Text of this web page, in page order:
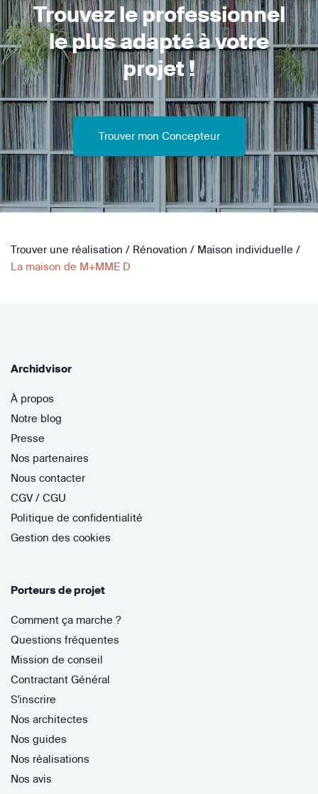
Trouvez le professionnel
le plus adapté à votre
projet !
Trouver mon Concepteur
Trouver une réalisation / Rénovation / Maison individuelle /
La maison de M+MME D
Archidvisor
À propos
Notre blog
Presse
Nos partenaires
Nous contacter
CGV / CGU
Politique de confidentialité
Gestion des cookies
Porteurs de projet
Comment ça marche ?
Questions fréquentes
Mission de conseil
Contractant Général
S'inscrire
Nos architectes
Nos guides
Nos réalisations
Nos avis